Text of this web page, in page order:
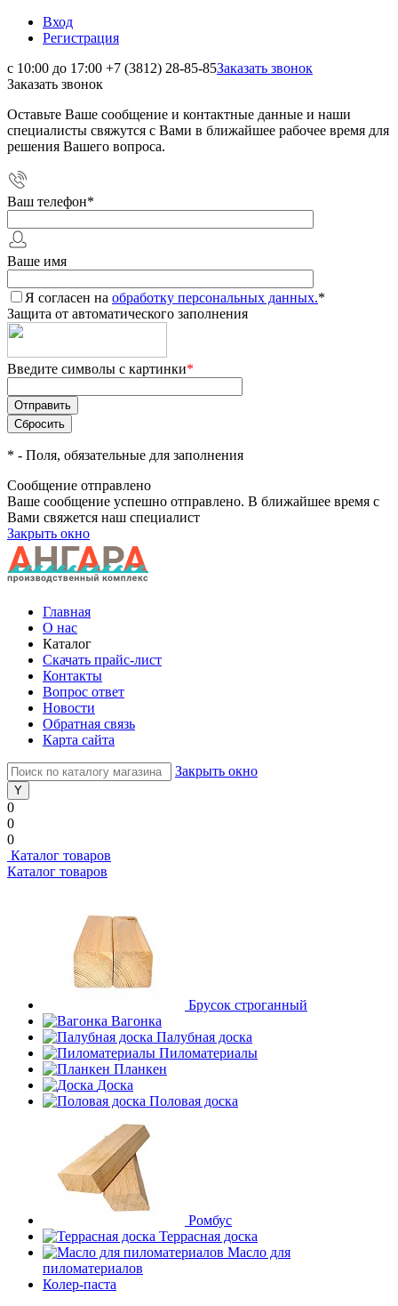
Вход
Регистрация
с 10:00 до 17:00 +7 (3812) 28-85-85Заказать звонок
Заказать звонок
Оставьте Ваше сообщение и контактные данные и наши
специалисты свяжутся с Вами в ближайшее рабочее время для
решения Вашего вопроса.
Ваш телефон*
Ваше имя
Я согласен на обработку персональных данных.*
Защита от автоматического заполнения
Введите символы с картинки*
* - Поля, обязательные для заполнения
Сообщение отправлено
Ваше сообщение успешно отправлено. В ближайшее время с
Вами свяжется наш специалист
Закрыть окно
Главная
О нас
Каталог
Скачать прайс-лист
Контакты
Вопрос ответ
Новости
Обратная связь
Карта сайта
Закрыть окно
0
0
0
Каталог товаров
Каталог товаров
Брусок строганный
Вагонка
Палубная доска
Пиломатериалы
Планкен
Доска
Половая доска
Ромбус
Террасная доска
Масло для
пиломатериалов
Колер-паста